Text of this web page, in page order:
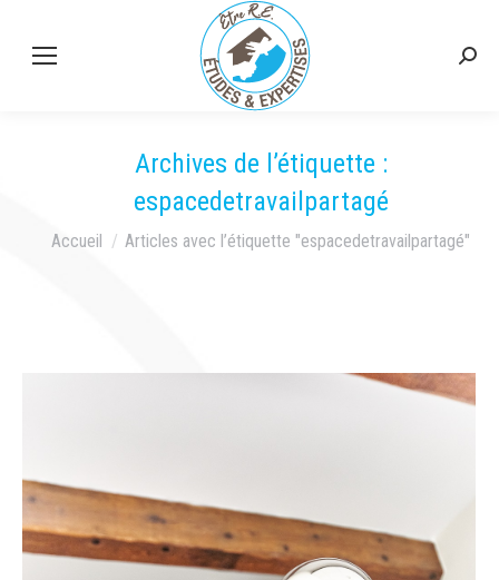
Archives de l’étiquette :
espacedetravailpartagé
Vous êtes ici :
Accueil Articles avec l’étiquette "espacedetravailpartagé"